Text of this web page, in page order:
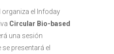
organiza el Infoday
Circular Bio-based
una sesión
presentará el